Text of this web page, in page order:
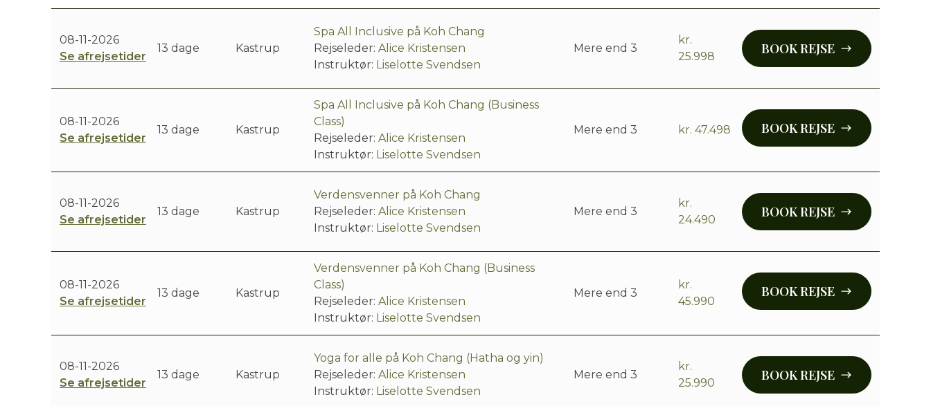
08-11-2026
Se afrejsetider
13 dage Kastrup
Spa All Inclusive på Koh Chang
Rejseleder: Alice Kristensen
Instruktør: Liselotte Svendsen
Mere end 3
kr.
25.998
BOOK REJSE
08-11-2026
Se afrejsetider
13 dage Kastrup
Spa All Inclusive på Koh Chang (Business
Class)
Rejseleder: Alice Kristensen
Instruktør: Liselotte Svendsen
Mere end 3 kr. 47.498 BOOK REJSE
08-11-2026
Se afrejsetider
13 dage Kastrup
Verdensvenner på Koh Chang
Rejseleder: Alice Kristensen
Instruktør: Liselotte Svendsen
Mere end 3
kr.
24.490
BOOK REJSE
08-11-2026
Se afrejsetider
13 dage Kastrup
Verdensvenner på Koh Chang (Business
Class)
Rejseleder: Alice Kristensen
Instruktør: Liselotte Svendsen
Mere end 3
kr.
45.990
BOOK REJSE
08-11-2026
Se afrejsetider
13 dage Kastrup
Yoga for alle på Koh Chang (Hatha og yin)
Rejseleder: Alice Kristensen
Instruktør: Liselotte Svendsen
Mere end 3
kr.
25.990
BOOK REJSE